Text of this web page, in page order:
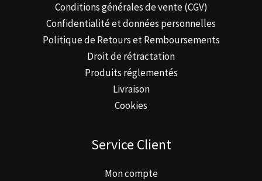
Conditions générales de vente (CGV)
Confidentialité et données personnelles
Politique de Retours et Remboursements
Droit de rétractation
Produits réglementés
Livraison
Cookies
Service Client
Mon compte